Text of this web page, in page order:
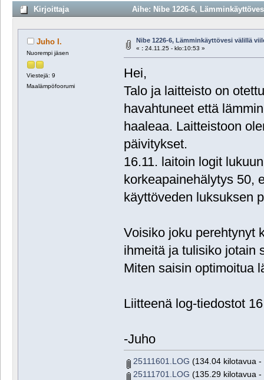
Kirjoittaja Aihe: Nibe 1226-6,
Juho I.
Nuorempi jäsen
Viestejä: 9
Maalämpöfoorumi
Nibe 1226-6, Lämminkäyttövesi välillä
« :24.11.25 - klo:10:53 »
Hei,
Talo ja laitteisto on
havahtuneet että
haaleaa. Laitteistoon
päivitykset.
16.11. laitoin logit
korkeapainehälytys 50,
käyttöveden luksuksen
Voisiko joku perehtynyt
ihmeitä ja tulisiko jotain
Miten saisin optimoitua
Liitteenä log-tiedostot
-Juho
25111601.LOG (134.04 kilotavua
25111701.LOG (135.29 kilotavua